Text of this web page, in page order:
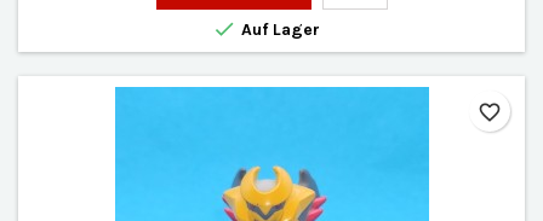
 Auf Lager
favorite_border